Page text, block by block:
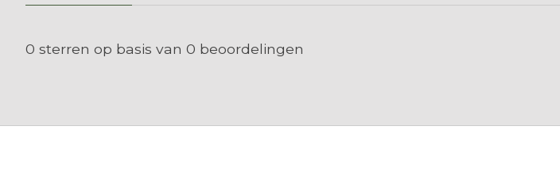
0 sterren op basis van 0 beoordelingen